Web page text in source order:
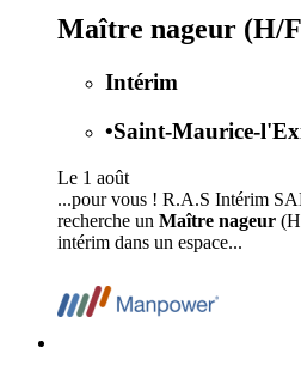
Maître nageur (H/
Intérim
•Saint-Maurice-
Le 1 août
...pour vous ! R.A.S Intérim
recherche un Maître nageur
intérim dans un espace...